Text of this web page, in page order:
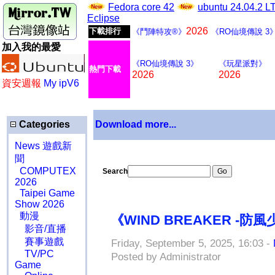
加入我的最愛
資安週報 My ipV6
Fedora core 42
ubuntu 24.04.2
Eclipse
下載排行 《鬥陣特攻®》 2026 《RO仙境傳說 3
熱門下載
《RO仙境傳說 3》
2026
《玩星派對》
2026
Categories
News 遊戲新
聞
COMPUTEX
2026
Taipei Game
Show 2026
動漫
影音/直播
賽事遊戲
TV/PC
Game
Download more...
Search
《WIND BREAKER -防
Friday, September 5, 2025, 16:03 -
Posted by Administrator